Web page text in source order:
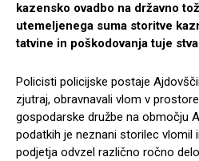
kazensko ovadbo na državno
utemeljenega suma storitve
tatvine in poškodovanja tuje
Policisti policijske postaje
zjutraj, obravnavali vlom v prostore
gospodarske družbe na območju
podatkih je neznani storilec vlomil
podjetja odvzel različno ročno